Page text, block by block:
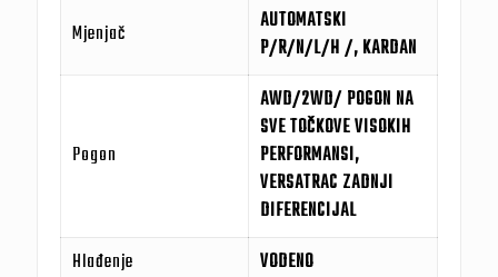
Mjenjač
AUTOMATSKI
P/R/N/L/H /, KARDAN
Pogon
AWD/2WD/ POGON NA
SVE TOČKOVE VISOKIH
PERFORMANSI,
VERSATRAC ZADNJI
DIFERENCIJAL
Hlađenje
VODENO